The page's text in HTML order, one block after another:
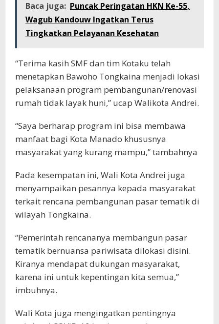
Baca juga: Puncak Peringatan HKN Ke-55,
Wagub Kandouw Ingatkan Terus
Tingkatkan Pelayanan Kesehatan
“Terima kasih SMF dan tim Kotaku telah
menetapkan Bawoho Tongkaina menjadi lokasi
pelaksanaan program pembangunan/renovasi
rumah tidak layak huni,” ucap Walikota Andrei.
“Saya berharap program ini bisa membawa
manfaat bagi Kota Manado khususnya
masyarakat yang kurang mampu,” tambahnya
Pada kesempatan ini, Wali Kota Andrei juga
menyampaikan pesannya kepada masyarakat
terkait rencana pembangunan pasar tematik di
wilayah Tongkaina.
“Pemerintah rencananya membangun pasar
tematik bernuansa pariwisata dilokasi disini.
Kiranya mendapat dukungan masyarakat,
karena ini untuk kepentingan kita semua,”
imbuhnya.
Wali Kota juga mengingatkan pentingnya